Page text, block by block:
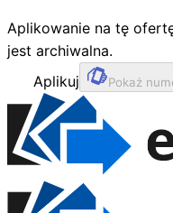
Aplikowanie na tę
jest archiwalna.
Aplikuj
Pokaż